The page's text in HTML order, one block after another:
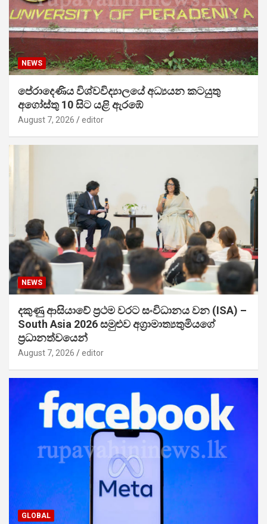
NEWS
පේරාදෙණිය විශ්වවිද්‍යාලයේ අධ්‍යයන කටයුතු
අගෝස්තු 10 සිට යළි ඇරඹේ
August 7, 2026 editor
NEWS
දකුණු ආසියාවේ ප්‍රථම වරට සංවිධානය වන (ISA) –
South Asia 2026 සමුළුව අග්‍රාමාත්‍යතුමියගේ
ප්‍රධානත්වයෙන්
August 7, 2026 editor
GLOBAL